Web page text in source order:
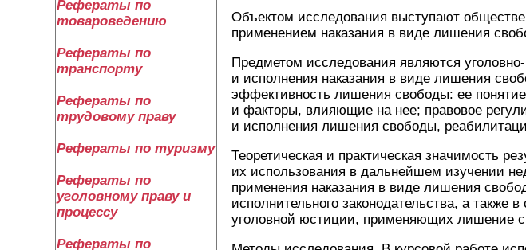
Рефераты по
товароведению
Рефераты по
транспорту
Рефераты по
трудовому праву
Рефераты по туризму
Рефераты по
уголовному праву и
процессу
Рефераты по
Объектом исследования выступают
применением наказания в виде лишения
Предметом исследования являются
и исполнения наказания в виде лишения
эффективность лишения свободы: ее
и факторы, влияющие на нее; правовое
и исполнения лишения свободы,
Теоретическая и практическая значимость
их использования в дальнейшем изучении
применения наказания в виде лишения
исполнительного законодательства, а также
уголовной юстиции, применяющих лишение